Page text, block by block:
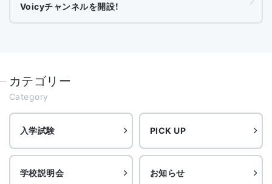
Voicyチャンネルを開設！
カテゴリー
Category
入学試験 PICK UP
学校説明会 お知らせ